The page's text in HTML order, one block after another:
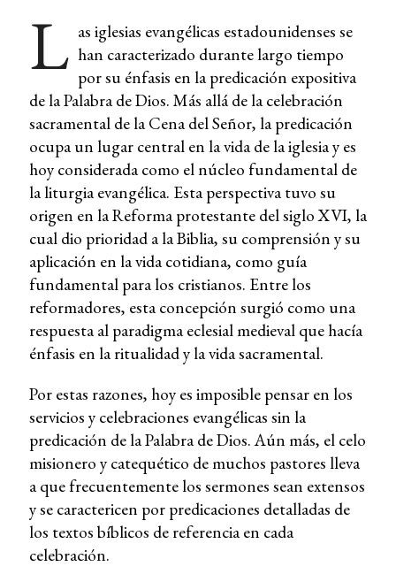
L as iglesias evangélicas estadounidenses se
han caracterizado durante largo tiempo
por su énfasis en la predicación expositiva
de la Palabra de Dios. Más allá de la celebración
sacramental de la Cena del Señor, la predicación
ocupa un lugar central en la vida de la iglesia y es
hoy considerada como el núcleo fundamental de
la liturgia evangélica. Esta perspectiva tuvo su
origen en la Reforma protestante del siglo XVI, la
cual dio prioridad a la Biblia, su comprensión y su
aplicación en la vida cotidiana, como guía
fundamental para los cristianos. Entre los
reformadores, esta concepción surgió como una
respuesta al paradigma eclesial medieval que hacía
énfasis en la ritualidad y la vida sacramental.
Por estas razones, hoy es imposible pensar en los
servicios y celebraciones evangélicas sin la
predicación de la Palabra de Dios. Aún más, el celo
misionero y catequético de muchos pastores lleva
a que frecuentemente los sermones sean extensos
y se caractericen por predicaciones detalladas de
los textos bíblicos de referencia en cada
celebración.